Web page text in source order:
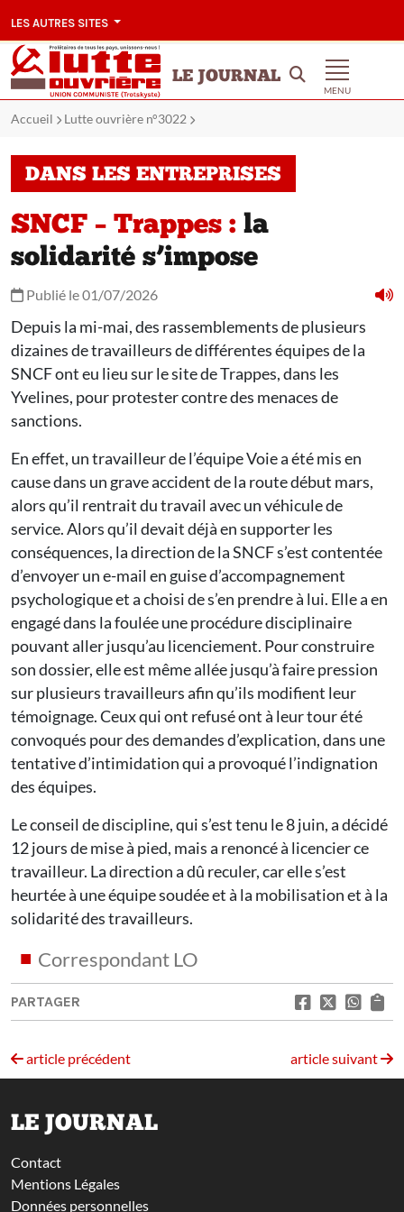
LES AUTRES SITES
LE JOURNAL
MENU
Accueil Lutte ouvrière n°3022
DANS LES ENTREPRISES
SNCF – Trappes : la
solidarité s’impose
Publié le 01/07/2026
Depuis la mi-mai, des rassemblements de plusieurs
dizaines de travailleurs de différentes équipes de la
SNCF ont eu lieu sur le site de Trappes, dans les
Yvelines, pour protester contre des menaces de
sanctions.
En effet, un travailleur de l’équipe Voie a été mis en
cause dans un grave accident de la route début mars,
alors qu’il rentrait du travail avec un véhicule de
service. Alors qu’il devait déjà en supporter les
conséquences, la direction de la SNCF s’est contentée
d’envoyer un e-mail en guise d’accompagnement
psychologique et a choisi de s’en prendre à lui. Elle a en
engagé dans la foulée une procédure disciplinaire
pouvant aller jusqu’au licenciement. Pour construire
son dossier, elle est même allée jusqu’à faire pression
sur plusieurs travailleurs afin qu’ils modifient leur
témoignage. Ceux qui ont refusé ont à leur tour été
convoqués pour des demandes d’explication, dans une
tentative d’intimidation qui a provoqué l’indignation
des équipes.
Le conseil de discipline, qui s’est tenu le 8 juin, a décidé
12 jours de mise à pied, mais a renoncé à licencier ce
travailleur. La direction a dû reculer, car elle s’est
heurtée à une équipe soudée et à la mobilisation et à la
solidarité des travailleurs.
Correspondant LO
PARTAGER
article précédent article suivant
LE JOURNAL
Contact
Mentions Légales
Données personnelles